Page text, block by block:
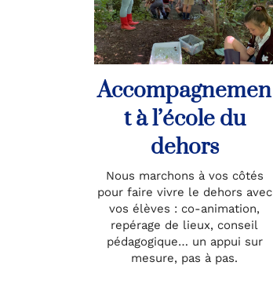
Accompagnemen
t à l’école du
dehors
Nous marchons à vos côtés
pour faire vivre le dehors avec
vos élèves : co-animation,
repérage de lieux, conseil
pédagogique… un appui sur
mesure, pas à pas.